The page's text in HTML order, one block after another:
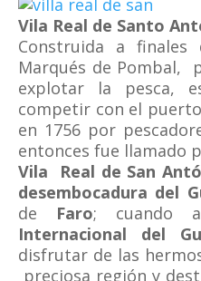
Vila Real de Santo
Construida a
Marqués de
explotar la pesca,
competir con el
en 1756 por
entonces fue llamado
Vila Real de San
desembocadura del
de Faro; cuando
Internacional del
disfrutar de las
preciosa región y